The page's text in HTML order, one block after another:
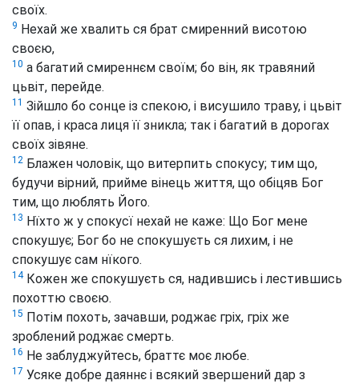
своїх.
9 Нехай же хвалить ся брат смиренний висотою
своєю,
10 а багатий смиреннєм своїм; бо він, як травяний
цьвіт, перейде.
11 Зійшло бо сонце із спекою, і висушило траву, і цьвіт
її опав, і краса лиця її зникла; так і багатий в дорогах
своїх зівяне.
12 Блажен чоловік, що витерпить спокусу; тим що,
будучи вірний, прийме вінець життя, що обіцяв Бог
тим, що люблять Його.
13 Нїхто ж у спокусї нехай не каже: Що Бог мене
спокушує; Бог бо не спокушуєть ся лихим, і не
спокушує сам нїкого.
14Кожен же спокушуєть ся, надившись і лестившись
похоттю своєю.
15 Потім похоть, зачавши, роджає гріх, гріх же
зроблений роджає смерть.
16 Не заблуджуйтесь, браттє моє любе.
17 Усяке добре даяннє і всякий звершений дар з